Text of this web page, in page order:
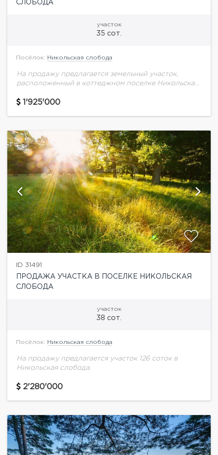
СЛОБОДА
участок
35 сот.
Посёлок: Никольская слобода
На продажу предлагается земельный участок,
расположенный в коттеджном поселке Никольская
1'925'000
ID 31491
ПРОДАЖА УЧАСТКА В ПОСЕЛКЕ НИКОЛЬСКАЯ
СЛОБОДА
участок
38 сот.
Посёлок: Никольская слобода
На продажу предлагается участок 126 соток в
Никольская слобода.
2'280'000